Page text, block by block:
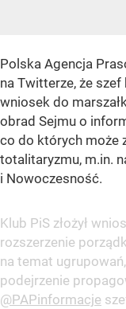
Polska Agencja
na Twitterze, że szef
wniosek do
obrad Sejmu o
co do których może
totalitaryzmu, m.in.
i Nowoczesność.
Klub PiS złożył
rozszerzenie
na temat
podejrzenie
@PAPinformacje